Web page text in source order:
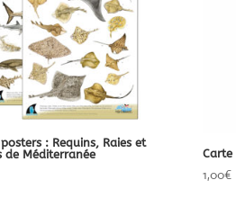
: Requins, Raies et
de Méditerranée
Carte
1,00€